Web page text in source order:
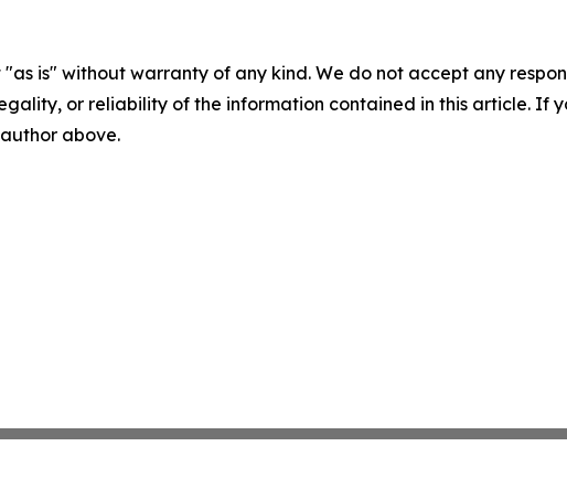
"as is" without warranty of any kind. We do not accept any
or reliability of the information contained in this article. If
above.